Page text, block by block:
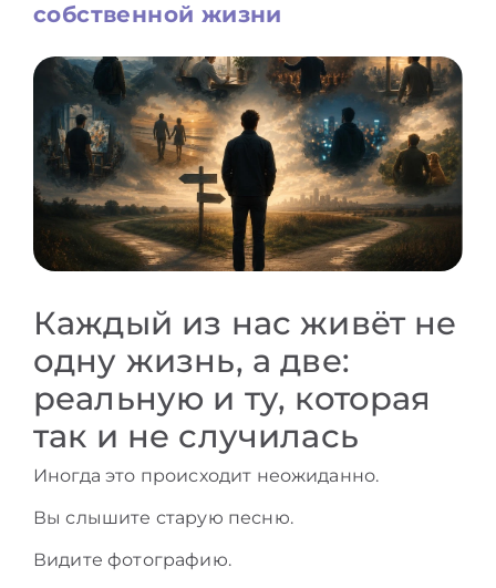
собственной жизни
Каждый из нас живёт не
одну жизнь, а две:
реальную и ту, которая
так и не случилась
Иногда это происходит неожиданно.
Вы слышите старую песню.
Видите фотографию.